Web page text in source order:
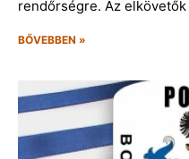
rendőrségre. Az
BŐVEBBEN »